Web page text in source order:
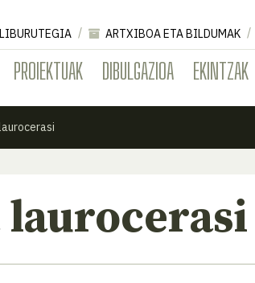
PROIEKTUAK DIBULGAZIOA EKINTZAK
LIBURUTEGIA ARTXIBOA ETA BILDUMAK